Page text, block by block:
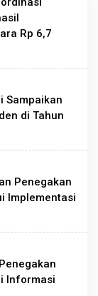
Rp 6,7
Sampaikan
di Tahun
Penegakan
Implementasi
Informasi